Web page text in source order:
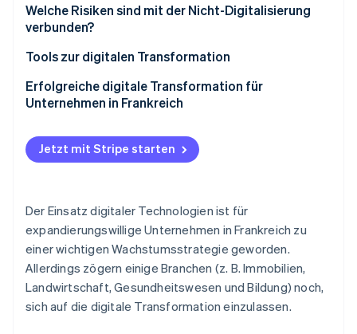
Welche Risiken sind mit der Nicht-Digitalisierung
verbunden?
Tools zur digitalen Transformation
Erfolgreiche digitale Transformation für
Unternehmen in Frankreich
Jetzt mit Stripe starten
Der Einsatz digitaler Technologien ist für
expandierungswillige Unternehmen in Frankreich zu
einer wichtigen Wachstumsstrategie geworden.
Allerdings zögern einige Branchen (z. B. Immobilien,
Landwirtschaft, Gesundheitswesen und Bildung) noch,
sich auf die digitale Transformation einzulassen.